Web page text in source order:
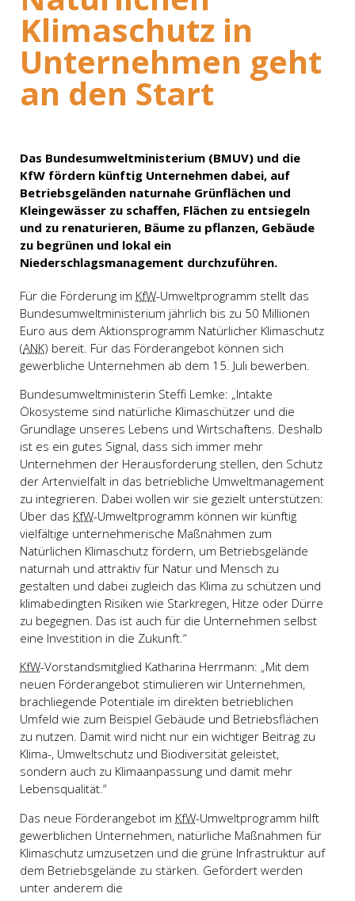
Klimaschutz in
Unternehmen geht
an den Start
Das Bundesumweltministerium (BMUV) und die
KfW fördern künftig Unternehmen dabei, auf
Betriebsgeländen naturnahe Grünflächen und
Kleingewässer zu schaffen, Flächen zu entsiegeln
und zu renaturieren, Bäume zu pflanzen, Gebäude
zu begrünen und lokal ein
Niederschlagsmanagement durchzuführen.
Für die Förderung im KfW-Umweltprogramm stellt das
Bundesumweltministerium jährlich bis zu 50 Millionen
Euro aus dem Aktionsprogramm Natürlicher Klimaschutz
(ANK) bereit. Für das Förderangebot können sich
gewerbliche Unternehmen ab dem 15. Juli bewerben.
Bundesumweltministerin Steffi Lemke: „Intakte
Ökosysteme sind natürliche Klimaschützer und die
Grundlage unseres Lebens und Wirtschaftens. Deshalb
ist es ein gutes Signal, dass sich immer mehr
Unternehmen der Herausforderung stellen, den Schutz
der Artenvielfalt in das betriebliche Umweltmanagement
zu integrieren. Dabei wollen wir sie gezielt unterstützen:
Über das KfW-Umweltprogramm können wir künftig
vielfältige unternehmerische Maßnahmen zum
Natürlichen Klimaschutz fördern, um Betriebsgelände
naturnah und attraktiv für Natur und Mensch zu
gestalten und dabei zugleich das Klima zu schützen und
klimabedingten Risiken wie Starkregen, Hitze oder Dürre
zu begegnen. Das ist auch für die Unternehmen selbst
eine Investition in die Zukunft.“
KfW-Vorstandsmitglied Katharina Herrmann: „Mit dem
neuen Förderangebot stimulieren wir Unternehmen,
brachliegende Potentiale im direkten betrieblichen
Umfeld wie zum Beispiel Gebäude und Betriebsflächen
zu nutzen. Damit wird nicht nur ein wichtiger Beitrag zu
Klima-, Umweltschutz und Biodiversität geleistet,
sondern auch zu Klimaanpassung und damit mehr
Lebensqualität.“
Das neue Förderangebot im KfW-Umweltprogramm hilft
gewerblichen Unternehmen, natürliche Maßnahmen für
Klimaschutz umzusetzen und die grüne Infrastruktur auf
dem Betriebsgelände zu stärken. Gefördert werden
unter anderem die